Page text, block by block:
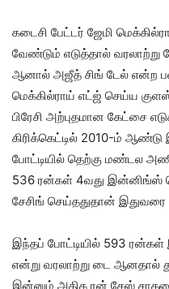
கடைசி பேட்டர் ஜேமி
வேண்டும் எடுத்தால் வரலாற்று
ஆனால் அஜீத் சிங் டேல் என்ற
மெக்கில்ராய் எட்ஜ் செய்ய
பிரேசி அற்புதமான கேட்சை
கிரிக்கெட்டில் 2010-ம் ஆண்டு
போட்டியில் தெற்கு மண்டல
536 ரன்கள் 4வது இன்னிங்ஸ்
சேசிங் செய்ததுதான் இதுவரை
இந்தப் போட்டியில் 593
என்று வரலாற்று டை ஆனதால்
இன்னும் அதிக ரன் சேஸ்